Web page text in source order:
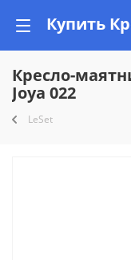
Кресло-
Joya 022
LeSet